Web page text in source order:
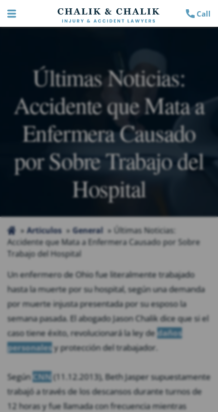
Call
Últimas Noticias:
Accidente que Mata a
Enfermera Causado
por Sobre Trabajo del
Hospital
Articulos General
Últimas Noticias:
Accidente que Mata a Enfermera Causado por Sobre
Trabajo del Hospital
Un enfermero de Ohio fue literalmente trabajado
hasta la muerte por su hospital, según una demanda
por muerte injusta presentada por su esposo la
semana pasada. El abogado Jason Chalik dice que si el
caso tiene éxito, revolucionará la ley dedaños
personalesy protección del trabajador.
SegúnCNN(11.12.2013), Beth Jasper supuestamente
trabajó a través de los descansos durante turnos de
12 horas y fue llamada con frecuencia mientras